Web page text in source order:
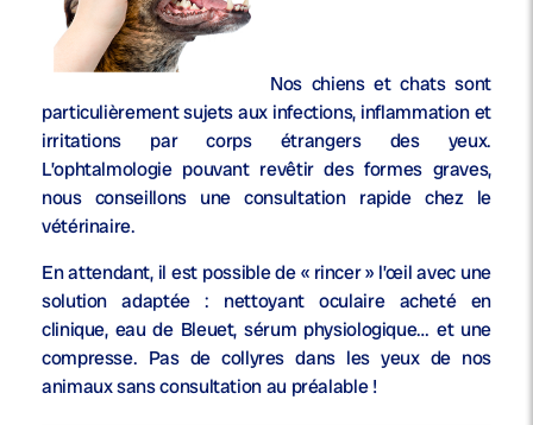
Nos chiens et chats sont
particulièrement sujets aux infections, inflammation et
irritations par corps étrangers des yeux.
L’ophtalmologie pouvant revêtir des formes graves,
nous conseillons une consultation rapide chez le
vétérinaire.
En attendant, il est possible de « rincer » l’œil avec une
solution adaptée : nettoyant oculaire acheté en
clinique, eau de Bleuet, sérum physiologique… et une
compresse. Pas de collyres dans les yeux de nos
animaux sans consultation au préalable !